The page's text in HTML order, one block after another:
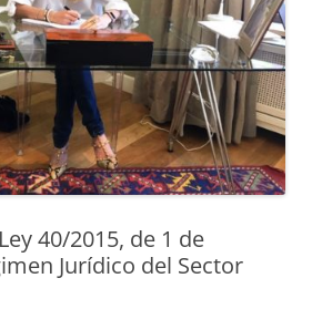
40/2015, de 1 de
Jurídico del Sector